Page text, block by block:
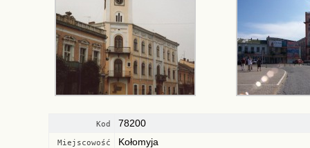
Kod 78200
Miejscowość Kołomyja